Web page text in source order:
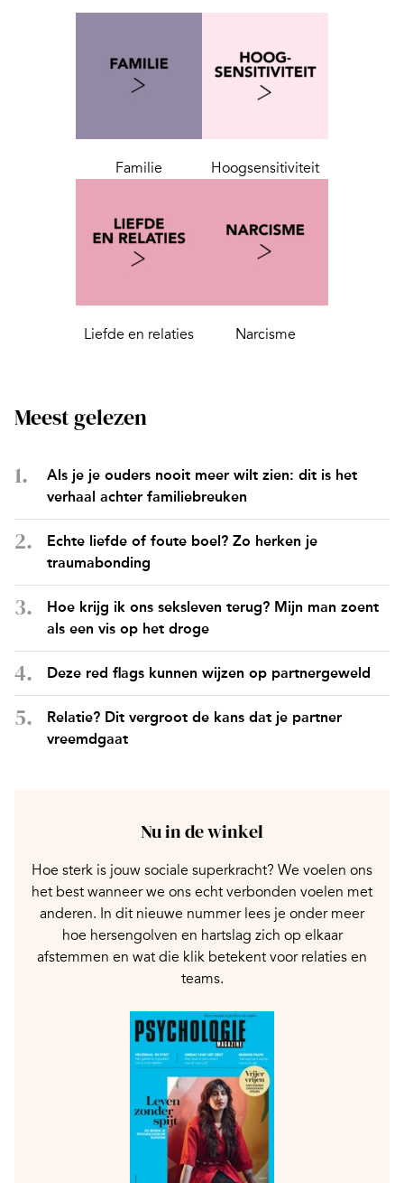
Familie Hoogsensitiviteit
Liefde en relaties Narcisme
Meest gelezen
Als je je ouders nooit meer wilt zien: dit is het
verhaal achter familiebreuken
Echte liefde of foute boel? Zo herken je
traumabonding
Hoe krijg ik ons seksleven terug? Mijn man zoent
als een vis op het droge
Deze red flags kunnen wijzen op partnergeweld
Relatie? Dit vergroot de kans dat je partner
vreemdgaat
Nu in de winkel
Hoe sterk is jouw sociale superkracht? We voelen ons
het best wanneer we ons echt verbonden voelen met
anderen. In dit nieuwe nummer lees je onder meer
hoe hersengolven en hartslag zich op elkaar
afstemmen en wat die klik betekent voor relaties en
teams.